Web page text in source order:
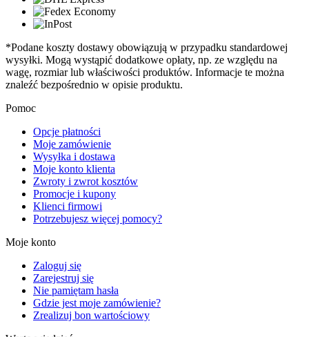
*Podane koszty dostawy obowiązują w przypadku standardowej
wysyłki. Mogą wystąpić dodatkowe opłaty, np. ze względu na
wagę, rozmiar lub właściwości produktów. Informacje te można
znaleźć bezpośrednio w opisie produktu.
Pomoc
Opcje płatności
Moje zamówienie
Wysyłka i dostawa
Moje konto klienta
Zwroty i zwrot kosztów
Promocje i kupony
Klienci firmowi
Potrzebujesz więcej pomocy?
Moje konto
Zaloguj się
Zarejestruj się
Nie pamiętam hasła
Gdzie jest moje zamówienie?
Zrealizuj bon wartościowy